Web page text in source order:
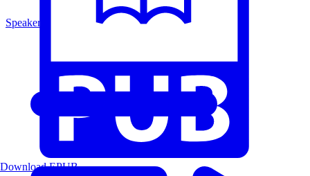
Speakers
Download EPUB